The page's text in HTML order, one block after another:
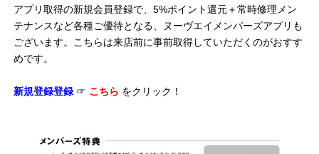
アプリ取得の新規会員登録で、5%ポイント還元＋常時修理メン
テナンスなど各種ご優待となる、ヌーヴエイメンバーズアプリも
ございます。こちらは来店前に事前取得していただくのがおすす
めです。
新規登録登録 ☞ こちら をクリック！